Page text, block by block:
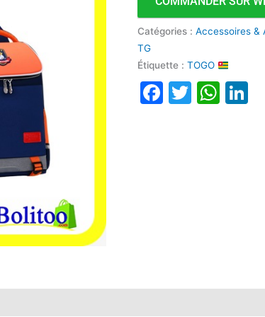
Catégories :Accessoires &
TG
Étiquette :TOGO
Facebook
Twitter